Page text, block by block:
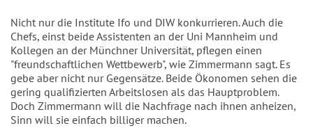
Nicht nur die Institute Ifo und DIW konkurrieren. Auch die
Chefs, einst beide Assistenten an der Uni Mannheim und
Kollegen an der Münchner Universität, pflegen einen
"freundschaftlichen Wettbewerb", wie Zimmermann sagt. Es
gebe aber nicht nur Gegensätze. Beide Ökonomen sehen die
gering qualifizierten Arbeitslosen als das Hauptproblem.
Doch Zimmermann will die Nachfrage nach ihnen anheizen,
Sinn will sie einfach billiger machen.